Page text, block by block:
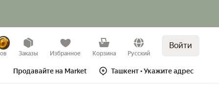
Заказы Избранное Корзина Русский
Войти
Продавайте на Market Ташкент• Укажите адрес